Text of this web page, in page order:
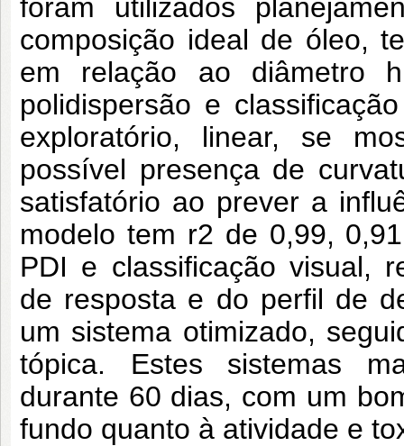
foram utilizados
composição ideal de óleo,
em relação ao diâmetro
polidispersão e
exploratório, linear, se
possível presença de
satisfatório ao prever a
modelo tem r2 de 0,99,
PDI e classificação visual,
de resposta e do perfil de
um sistema otimizado,
tópica. Estes sistemas
durante 60 dias, com um
fundo quanto à atividade e